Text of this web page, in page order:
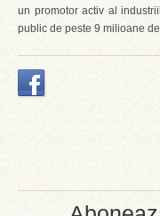
un promotor activ al
public de peste 9 milioane